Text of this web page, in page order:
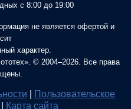
с 8:00 до 19:00
не является офертой и
характер.
© 2004–2026. Все права
Пользовательское
Карта сайта